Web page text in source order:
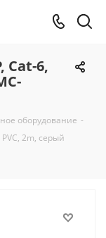
Cat-6,
оборудование -
PVC, 2m, серый